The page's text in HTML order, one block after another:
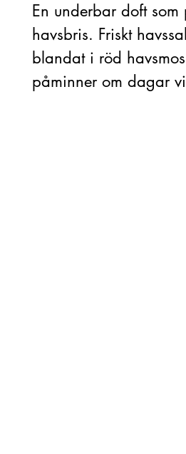
En underbar doft
havsbris. Friskt
blandat i röd
påminner om dagar